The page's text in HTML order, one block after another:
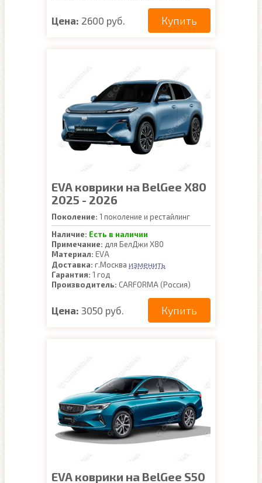
Цена: 2600 руб. Купить
EVA коврики на BelGee X80
2025 - 2026
Поколение: 1 поколение и рестайлинг
Наличие: Есть в наличии
Примечание: для БелДжи Х80
Материал: EVA
Доставка: г.Москва изменить
Гарантия: 1 год
Производитель: CARFORMA (Россия)
Цена: 3050 руб. Купить
EVA коврики на BelGee S50